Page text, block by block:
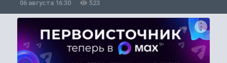
06 августа 16:30 523